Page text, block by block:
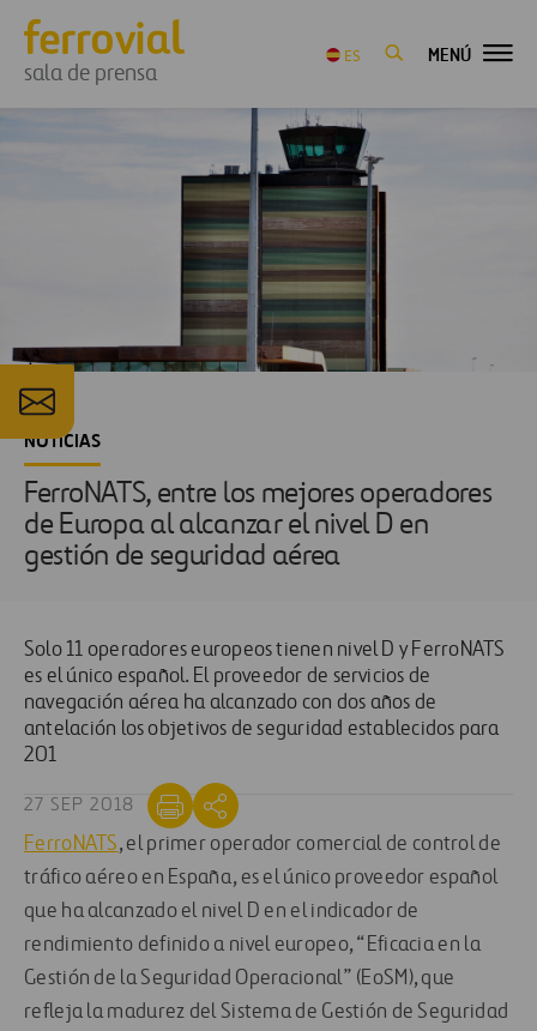
sala de prensa
ES MENÚ
NOTICIAS
FerroNATS, entre los mejores operadores
de Europa al alcanzar el nivel D en
gestión de seguridad aérea
Solo 11 operadores europeos tienen nivel D y FerroNATS
es el único español. El proveedor de servicios de
navegación aérea ha alcanzado con dos años de
antelación los objetivos de seguridad establecidos para
201
27 SEP 2018
FerroNATS, el primer operador comercial de control de
tráfico aéreo en España, es el único proveedor español
que ha alcanzado el nivel D en el indicador de
rendimiento definido a nivel europeo, “Eficacia en la
Gestión de la Seguridad Operacional” (EoSM), que
refleja la madurez del Sistema de Gestión de Seguridad